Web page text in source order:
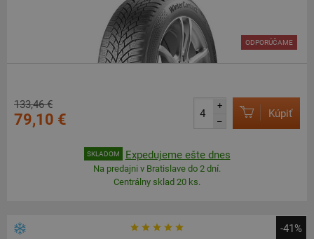
ODPORÚČAME
133,46 €
79,10 €
+
–
Kúpiť
SKLADOM Expedujeme ešte dnes
Na predajni v Bratislave do 2 dní.
Centrálny sklad 20 ks.
-41%